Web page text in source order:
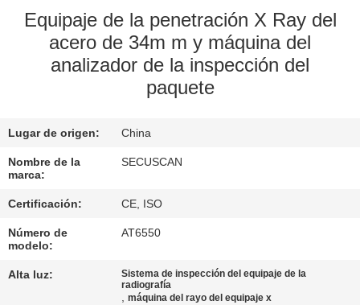
LA
FÁBRICA
CALIDAD
ÉNTRENOS
EN
CONTACTO
CON
Equipaje de la penetración X Ray del
acero de 34m m y máquina del
analizador de la inspección del
paquete
Lugar de origen: China
Nombre de la
marca:
SECUSCAN
Certificación: CE, ISO
Número de
modelo:
AT6550
Alta luz:
Sistema de inspección del equipaje de la
radiografía
,máquina del rayo del equipaje x